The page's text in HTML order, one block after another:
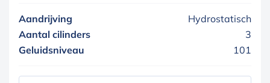
Aandrijving
Hydrostatisch
Aantal cilinders
3
Geluidsniveau
101